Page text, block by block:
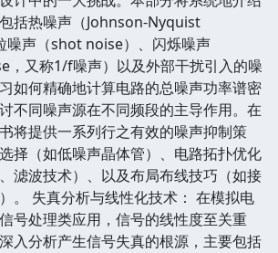
括热噪声（Johnson-Nyquist
噪声（shot noise）、闪烁噪声
，又称1/f噪声）以及外部干扰引入的噪
如何精确地计算电路的总噪声功率谱密
不同噪声源在不同频段的主导作用。在
将提供一系列行之有效的噪声抑制策
择（如低噪声晶体管）、电路拓扑优化
、滤波技术）、以及布局布线技巧（如接
。 失真分析与线性化技术： 在模拟电
号处理类应用，信号的线性度至关重
入分析产生信号失真的根源，主要包括